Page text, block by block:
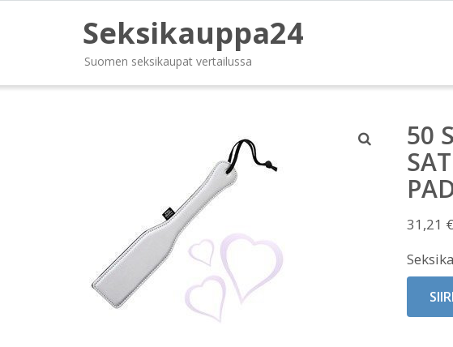
Seksikauppa24
Suomen seksikaupat vertailussa
50
31,21 €